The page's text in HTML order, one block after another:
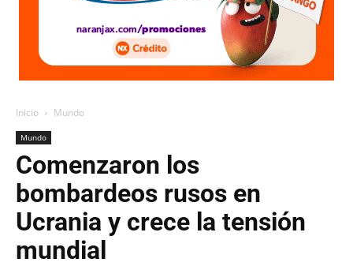
Inicio Mundo
Mundo
Comenzaron los
bombardeos rusos en
Ucrania y crece la tensión
mundial